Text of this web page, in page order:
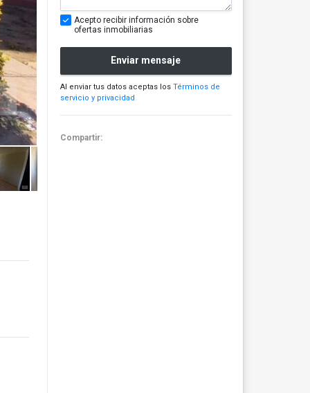
Acepto recibir información sobre
ofertas inmobiliarias
Enviar mensaje
Al enviar tus datos aceptas los Términos de
servicio y privacidad
Compartir: